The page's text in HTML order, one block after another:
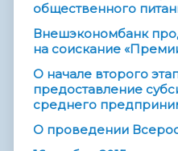
общественного
Внешэкономбанк
на соискание
О начале второго
предоставление
среднего
О проведении